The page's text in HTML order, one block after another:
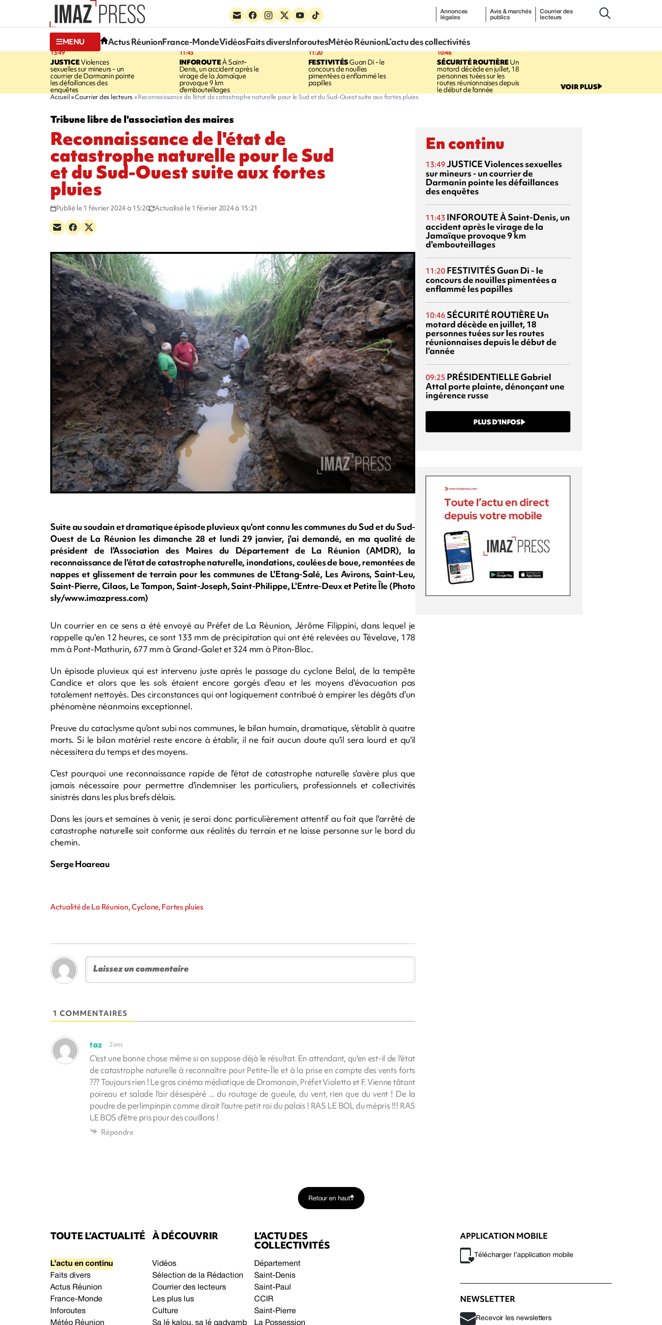
Annonces
légales
Avis & marchés
publics
Courrier des
lecteurs
MENU Actus RéunionFrance-MondeVidéosFaits diversInforoutesMétéo RéunionL’actu des collectivités
13:49
JUSTICEViolences
sexuelles sur mineurs - un
courrier de Darmanin pointe
les défaillances des
enquêtes
11:43
INFOROUTEÀ Saint-
Denis, un accident après le
virage de la Jamaïque
provoque 9 km
d'embouteillages
11:20
FESTIVITÉSGuan Di - le
concours de nouilles
pimentées a enflammé les
papilles
10:46
SÉCURITÉ ROUTIÈREUn
motard décède en juillet, 18
personnes tuées sur les
routes réunionnaises depuis
le début de l'année VOIR PLUS
Accueil Courrier des lecteurs Reconnaissance de l'état de catastrophe naturelle pour le Sud et du Sud-Ouest suite aux fortes pluies
Tribune libre de l'association des maires
Reconnaissance de l'état de
catastrophe naturelle pour le Sud
et du Sud-Ouest suite aux fortes
pluies
Publié le 1 février 2024 à 15:20 Actualisé le 1 février 2024 à 15:21
Suite au soudain et dramatique épisode pluvieux qu'ont connu les communes du Sud et du Sud-
Ouest de La Réunion les dimanche 28 et lundi 29 janvier, j'ai demandé, en ma qualité de
président de l'Association des Maires du Département de La Réunion (AMDR), la
reconnaissance de l'état de catastrophe naturelle, inondations, coulées de boue, remontées de
nappes et glissement de terrain pour les communes de L'Etang-Salé, Les Avirons, Saint-Leu,
Saint-Pierre, Cilaos, Le Tampon, Saint-Joseph, Saint-Philippe, L'Entre-Deux et Petite Île (Photo
sly/www.imazpress.com)
Un courrier en ce sens a été envoyé au Préfet de La Réunion, Jérôme Filippini, dans lequel je
rappelle qu'en 12 heures, ce sont 133 mm de précipitation qui ont été relevées au Tévelave, 178
mm à Pont-Mathurin, 677 mm à Grand-Galet et 324 mm à Piton-Bloc.
Un épisode pluvieux qui est intervenu juste après le passage du cyclone Belal, de la tempête
Candice et alors que les sols étaient encore gorgés d'eau et les moyens d'évacuation pas
totalement nettoyés. Des circonstances qui ont logiquement contribué à empirer les dégâts d'un
phénomène néanmoins exceptionnel.
Preuve du cataclysme qu'ont subi nos communes, le bilan humain, dramatique, s'établit à quatre
morts. Si le bilan matériel reste encore à établir, il ne fait aucun doute qu'il sera lourd et qu'il
nécessitera du temps et des moyens.
C'est pourquoi une reconnaissance rapide de l'état de catastrophe naturelle s'avère plus que
jamais nécessaire pour permettre d'indemniser les particuliers, professionnels et collectivités
sinistrés dans les plus brefs délais.
Dans les jours et semaines à venir, je serai donc particulièrement attentif au fait que l'arrêté de
catastrophe naturelle soit conforme aux réalités du terrain et ne laisse personne sur le bord du
chemin.
Serge Hoareau
Actualité de La Réunion, Cyclone, Fortes pluies
1 COMMENTAIRES
taz 2 ans
C'est une bonne chose même si on suppose déjà le résultat. En attendant, qu'en est-il de l'état
de catastrophe naturelle à reconnaître pour Petite-Île et à la prise en compte des vents forts
??? Toujours rien ! Le gros cinéma médiatique de Dramanain, Préfet Violetto et F. Vienne tâtant
poireau et salade l'air désespéré ... du routage de gueule, du vent, rien que du vent ! De la
poudre de perlimpinpin comme dirait l'autre petit roi du palais ! RAS LE BOL du mépris !!! RAS
LE BOS d'être pris pour des couillons !
Répondre
En continu
13:49 JUSTICEViolences sexuelles
sur mineurs - un courrier de
Darmanin pointe les défaillances
des enquêtes
11:43 INFOROUTEÀ Saint-Denis, un
accident après le virage de la
Jamaïque provoque 9 km
d'embouteillages
11:20 FESTIVITÉSGuan Di - le
concours de nouilles pimentées a
enflammé les papilles
10:46 SÉCURITÉ ROUTIÈRE Un
motard décède en juillet, 18
personnes tuées sur les routes
réunionnaises depuis le début de
l'année
09:25 PRÉSIDENTIELLEGabriel
Attal porte plainte, dénonçant une
ingérence russe
PLUS D’INFOS
Retour en haut
TOUTE L’ACTUALITÉ
L’actu en continu
Faits divers
Actus Réunion
France-Monde
Inforoutes
Météo Réunion
À DÉCOUVRIR
Vidéos
Sélection de la Rédaction
Courrier des lecteurs
Les plus lus
Culture
Sa lé kalou, sa lé gadyamb
L’ACTU DES
COLLECTIVITÉS
Département
Saint-Denis
Saint-Paul
CCIR
Saint-Pierre
La Possession
APPLICATION MOBILE
Télécharger l’application mobile
NEWSLETTER
Recevoir les newsletters